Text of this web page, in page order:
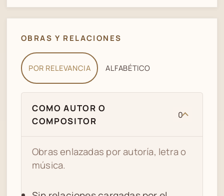
OBRAS Y RELACIONES
POR RELEVANCIA ALFABÉTICO
COMO AUTOR O
COMPOSITOR
0
Obras enlazadas por autoría, letra o
música.